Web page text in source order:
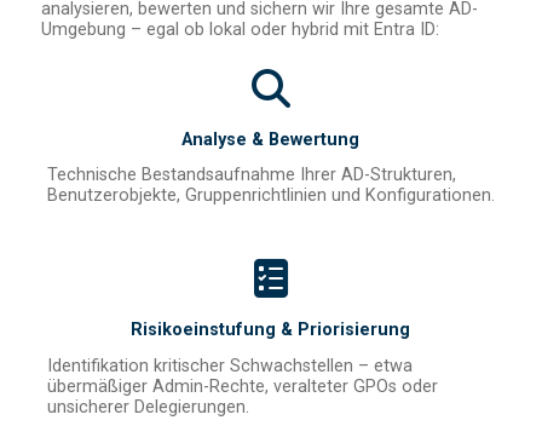
analysieren, bewerten und sichern wir Ihre gesamte AD-
Umgebung – egal ob lokal oder hybrid mit Entra ID:
Analyse & Bewertung
Technische Bestandsaufnahme Ihrer AD-Strukturen,
Benutzerobjekte, Gruppenrichtlinien und Konfigurationen.
Risikoeinstufung & Priorisierung
Identifikation kritischer Schwachstellen – etwa
übermäßiger Admin-Rechte, veralteter GPOs oder
unsicherer Delegierungen.